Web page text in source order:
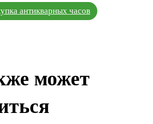
антикварных часов
может